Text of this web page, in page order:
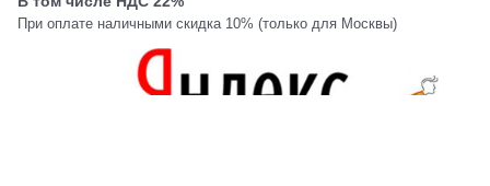
При оплате наличными скидка 10% (только для Москвы)